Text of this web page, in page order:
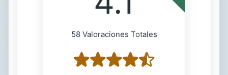
58 Valoraciones Totales